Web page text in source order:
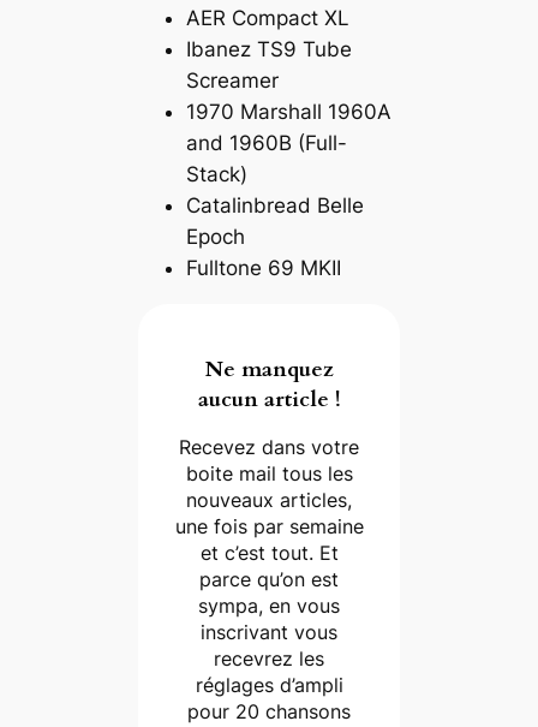
AER Compact XL
Ibanez TS9 Tube
Screamer
1970 Marshall 1960A
and 1960B (Full-
Stack)
Catalinbread Belle
Epoch
Fulltone 69 MKII
Ne manquez
aucun article !
Recevez dans votre
boite mail tous les
nouveaux articles,
une fois par semaine
et c’est tout. Et
parce qu’on est
sympa, en vous
inscrivant vous
recevrez les
réglages d’ampli
pour 20 chansons